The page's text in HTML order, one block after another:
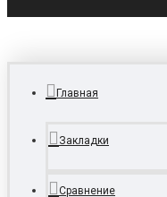
Главная
Закладки
Сравнение